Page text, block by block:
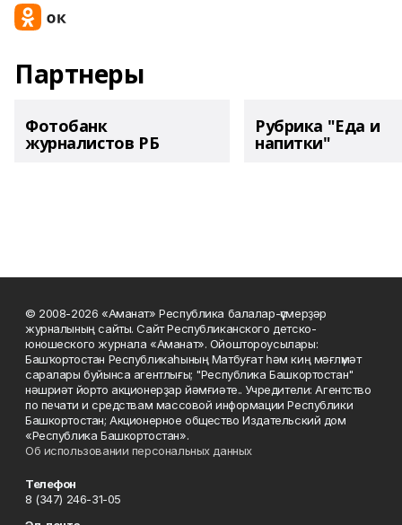
Партнеры
Фотобанк
журналистов РБ
Рубрика "Еда и
напитки"
© 2008-2026 «Аманат» Республика балалар-үҫмерҙәр
журналының сайты. Сайт Республиканского детско-
юношеского журнала «Аманат». Ойоштороусылары:
Башҡортостан Республикаһының Матбуғат һәм киң мәғлүмәт
саралары буйынса агентлығы; "Республика Башкортостан"
нәшриәт йорто акционерҙар йәмғиәте.. Учредители: Агентство
по печати и средствам массовой информации Республики
Башкортостан; Акционерное общество Издательский дом
«Республика Башкортостан».
Об использовании персональных данных
Телефон
8 (347) 246-31-05